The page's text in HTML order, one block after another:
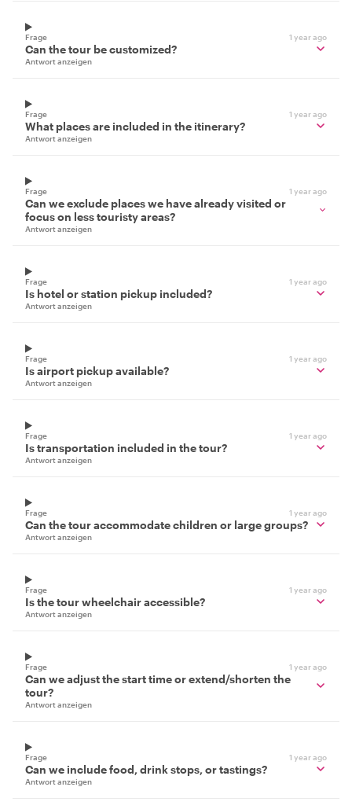
Frage 1 year ago
Can the tour be customized?
Antwort anzeigen
Frage 1 year ago
What places are included in the itinerary?
Antwort anzeigen
Frage 1 year ago
Can we exclude places we have already visited or
focus on less touristy areas?
Antwort anzeigen
Frage 1 year ago
Is hotel or station pickup included?
Antwort anzeigen
Frage 1 year ago
Is airport pickup available?
Antwort anzeigen
Frage 1 year ago
Is transportation included in the tour?
Antwort anzeigen
Frage 1 year ago
Can the tour accommodate children or large groups?
Antwort anzeigen
Frage 1 year ago
Is the tour wheelchair accessible?
Antwort anzeigen
Frage 1 year ago
Can we adjust the start time or extend/shorten the
tour?
Antwort anzeigen
Frage 1 year ago
Can we include food, drink stops, or tastings?
Antwort anzeigen